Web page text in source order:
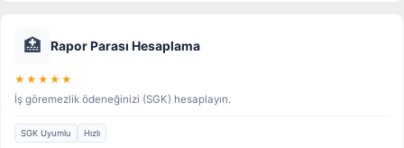
🏥 Rapor Parası Hesaplama
★★★★★
İş göremezlik ödeneğinizi (SGK) hesaplayın.
SGK Uyumlu Hızlı